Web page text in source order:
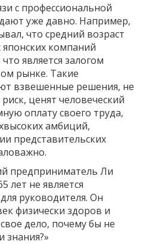
с профессиональной
уже давно. Например,
что средний возраст
компаний
является залогом
рынке. Такие
взвешенные решения, не
ценят человеческий
оплату своего труда,
амбиций,
представительских
предприниматель Ли
лет не является
руководителя. Он
физически здоров и
дело, почему бы не
знания?»